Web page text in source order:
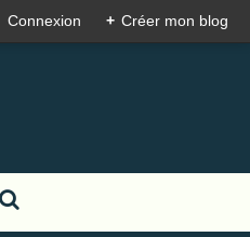
Connexion + Créer mon blog